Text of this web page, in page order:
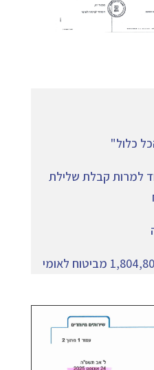
למרות קבלת שלילת